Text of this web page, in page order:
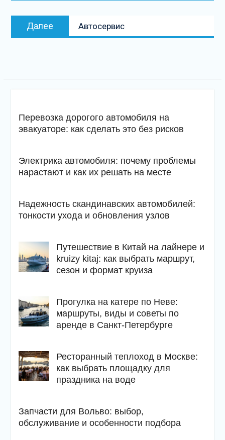
Далее
Следующая
запись
Автосервис
Перевозка дорогого автомобиля на
эвакуаторе: как сделать это без рисков
Электрика автомобиля: почему проблемы
нарастают и как их решать на месте
Надежность скандинавских автомобилей:
тонкости ухода и обновления узлов
Путешествие в Китай на лайнере и
kruizy kitaj: как выбрать маршрут,
сезон и формат круиза
Прогулка на катере по Неве:
маршруты, виды и советы по
аренде в Санкт-Петербурге
Ресторанный теплоход в Москве:
как выбрать площадку для
праздника на воде
Запчасти для Вольво: выбор,
обслуживание и особенности подбора